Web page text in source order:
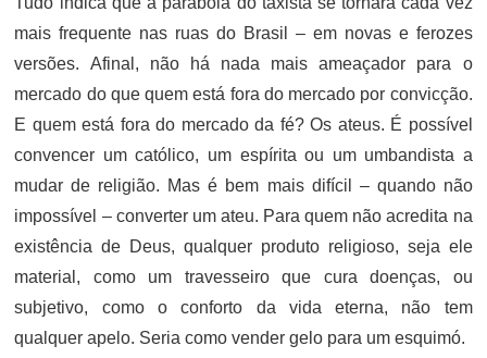
mais frequente nas ruas do Brasil – em novas e ferozes
versões. Afinal, não há nada mais ameaçador para o
mercado do que quem está fora do mercado por convicção.
E quem está fora do mercado da fé? Os ateus. É possível
convencer um católico, um espírita ou um umbandista a
mudar de religião. Mas é bem mais difícil – quando não
impossível – converter um ateu. Para quem não acredita na
existência de Deus, qualquer produto religioso, seja ele
material, como um travesseiro que cura doenças, ou
subjetivo, como o conforto da vida eterna, não tem
qualquer apelo. Seria como vender gelo para um esquimó.